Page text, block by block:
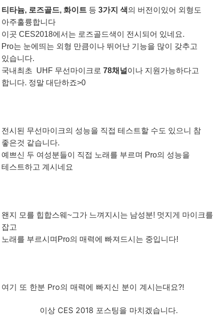
티타늄, 로즈골드, 화이트 등 3가지 색의 버전이있어 외형도
아주훌륭합니다
이곳 CES2018에서는 로즈골드색이 전시되어 있네요.
Pro는 눈에띄는 외형 만큼이나 뛰어난 기능을 많이 갖추고
있습니다.
국내최초 UHF 무선마이크로 78채널 이나 지원가능하다고
합니다. 정말 대단하죠>0
전시된 무선마이크의 성능을 직접 테스트할 수도 있으니 참
좋은것 같습니다.
예쁘신 두 여성분들이 직접 노래를 부르며 Pro의 성능을
테스트하고 계시네요
왠지 모를 힙합스웨~그가 느껴지시는 남성분! 멋지게 마이크를
잡고
노래를 부르시며 Pro의 매력에 빠져드시는 중입니다!
여기 또 한분 Pro의 매력에 빠지신 분이 계시는대요?!
이상 CES 2018 포스팅을 마치겠습니다.